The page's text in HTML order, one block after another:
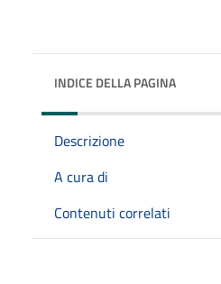
INDICE DELLA PAGINA
Descrizione
A cura di
Contenuti correlati